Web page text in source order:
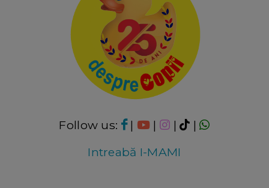
Follow us: | | |
|
Intreabă I-MAMI